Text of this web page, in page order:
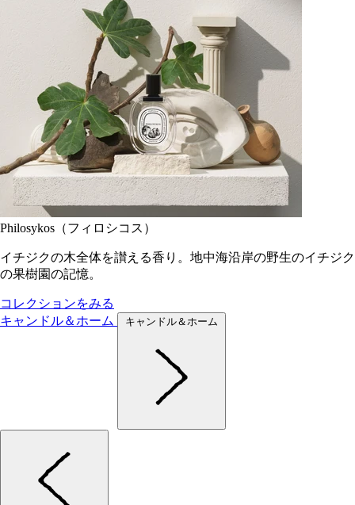
Philosykos（フィロシコス）
イチジクの木全体を讃える香り。地中海沿岸の野生のイチジク
の果樹園の記憶。
コレクションをみる
キャンドル＆ホーム
キャンドル＆ホーム